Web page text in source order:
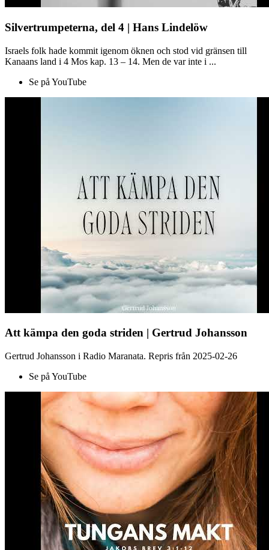
Silvertrumpeterna, del 4 | Hans Lindelöw
Israels folk hade kommit igenom öknen och stod vid gränsen till
Kanaans land i 4 Mos kap. 13 – 14. Men de var inte i ...
Se på YouTube
Att kämpa den goda striden | Gertrud Johansson
Gertrud Johansson i Radio Maranata. Repris från 2025-02-26
Se på YouTube